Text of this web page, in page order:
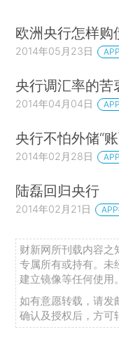
欧洲央行怎样购
2014年05月23日
央行调汇率的苦
2014年04月04日
央行不怕外储“
2014年02月28日
陆磊回归央行
2014年02月21日
财新网所刊载内容之
专属所有或持有。未
建立镜像等任何使用。
如有意愿转载，请发
确认及授权后，方可